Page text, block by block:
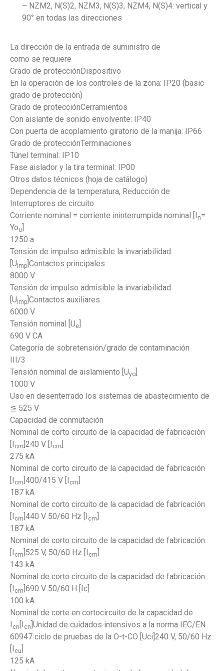
– NZM2, N(S)2, NZM3, N(S)3, NZM4, N(S)4: vertical y
90° en todas las direcciones
La dirección de la entrada de suministro de
como se requiere
Grado de protecciónDispositivo
En la operación de los controles de la zona: IP20 (basic
grado de protección)
Grado de protecciónCerramientos
Con aislante de sonido envolvente: IP40
Con puerta de acoplamiento giratorio de la manija: IP66
Grado de protecciónTerminaciones
Túnel terminal: IP10
Fase aislador y la tira terminal: IP00
Otros datos técnicos (hoja de catálogo)
Dependencia de la temperatura, Reducción de
Interruptores de circuito
Corriente nominal = corriente ininterrumpida nominal [I n=
You
1250 a
Tensión de impulso admisible la invariabilidad
[Uimp ]Contactos principales
8000 V
Tensión de impulso admisible la invariabilidad
[Uimp ]Contactos auxiliares
6000 V
Tensión nominal [Ue
690 V CA
Categoría de sobretensión/grado de contaminación
III/3
Tensión nominal de aislamiento [Uyo
1000 V
Uso en desenterrado los sistemas de abastecimiento de
≦ 525 V
Capacidad de conmutación
Nominal de corto circuito de la capacidad de fabricación
[I cm ]240 V [I cm
275 kA
Nominal de corto circuito de la capacidad de fabricación
[I cm ]400/415 V [I cm
187 kA
Nominal de corto circuito de la capacidad de fabricación
[I cm ]440 V 50/60 Hz [I cm
187 kA
Nominal de corto circuito de la capacidad de fabricación
[I cm ]525 V, 50/60 Hz [I cm
143 kA
Nominal de corto circuito de la capacidad de fabricación
[I cm ]690 V 50/60 H [Ic]
100 kA
Nominal de corte en cortocircuito de la capacidad de
I cn [I cn ]Unidad de cuidados intensivos a la norma IEC/EN
60947 ciclo de pruebas de la O-t-CO [Uci]240 V, 50/60 Hz
[I cu
125 kA